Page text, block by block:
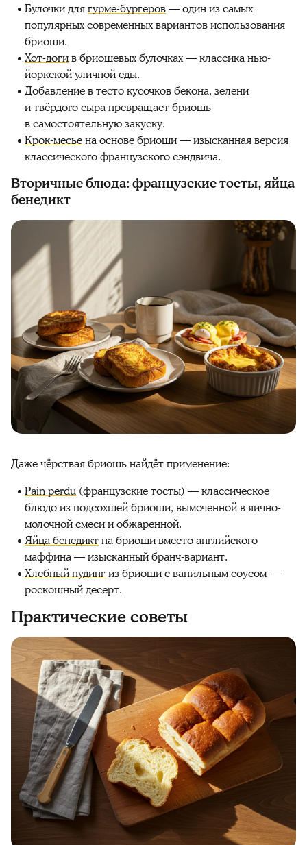
Булочки длягурме-бургеров— один из самых
популярных современных вариантов использования
бриоши.
Хот-догив бриошевых булочках — классика нью-
йоркской уличной еды.
Добавление в тесто кусочков бекона, зелени
и твёрдого сыра превращает бриошь
в самостоятельную закуску.
Крок-месьена основе бриоши — изысканная версия
классического французского сэндвича.
Вторичные блюда: французские тосты, яйца
бенедикт
Даже чёрствая бриошь найдёт применение:
Pain perdu (французские тосты) — классическое
блюдо из подсохшей бриоши, вымоченной в яично-
молочной смеси и обжаренной.
Яйца бенедиктна бриоши вместо английского
маффина — изысканный бранч-вариант.
Хлебный пудингиз бриоши с ванильным соусом —
роскошный десерт.
Практические советы